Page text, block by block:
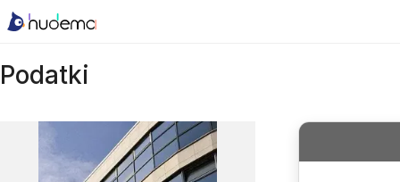
Podatki